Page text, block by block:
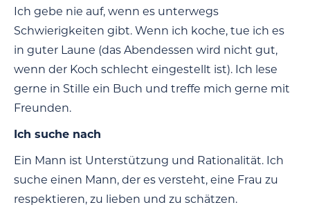
Ich gebe nie auf, wenn es unterwegs
Schwierigkeiten gibt. Wenn ich koche, tue ich es
in guter Laune (das Abendessen wird nicht gut,
wenn der Koch schlecht eingestellt ist). Ich lese
gerne in Stille ein Buch und treffe mich gerne mit
Freunden.
Ich suche nach
Ein Mann ist Unterstützung und Rationalität. Ich
suche einen Mann, der es versteht, eine Frau zu
respektieren, zu lieben und zu schätzen.